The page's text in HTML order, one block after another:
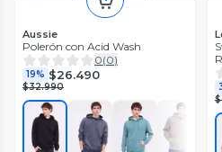
Aussie
Polerón con Acid Wash
0(0)
19% $26.490
$32.990